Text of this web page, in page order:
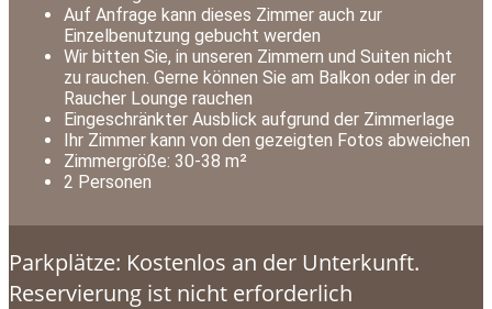
Auf Anfrage kann dieses Zimmer auch zur
Einzelbenutzung gebucht werden
Wir bitten Sie, in unseren Zimmern und Suiten nicht
zu rauchen. Gerne können Sie am Balkon oder in der
Raucher Lounge rauchen
Eingeschränkter Ausblick aufgrund der Zimmerlage
Ihr Zimmer kann von den gezeigten Fotos abweichen
Zimmergröße: 30-38 m²
2 Personen
Parkplätze: Kostenlos an der Unterkunft.
Reservierung ist nicht erforderlich